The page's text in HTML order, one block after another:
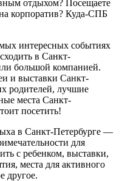
отдыхом? Посещаете
корпоратив? Куда-СПБ
интересных событиях
в Санкт-
большой компанией.
и выставки Санкт-
родителей, лучшие
места Санкт-
посетить!
в Санкт-Петербурге —
для
с ребенком, выставки,
места для активного
другое.